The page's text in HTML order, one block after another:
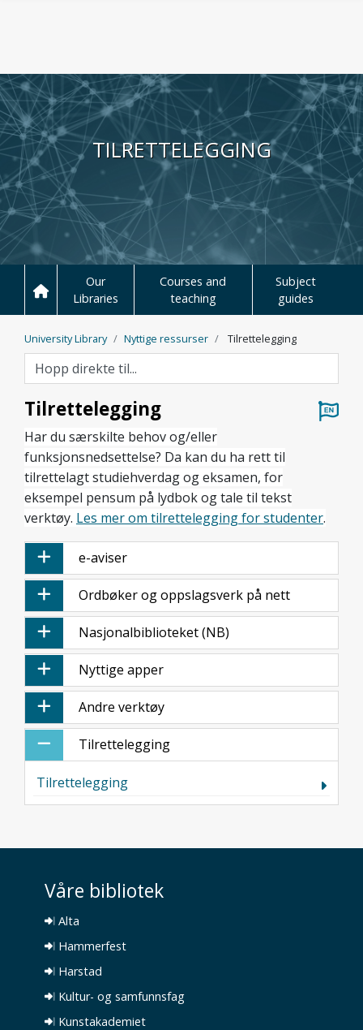
Hopp til hovedinnhold
TILRETTELEGGING
Our
Libraries
Courses and
teaching
Subject
guides
University Library Nyttige ressurser Tilrettelegging
Tilrettelegging
Har du særskilte behov og/eller
funksjonsnedsettelse? Da kan du ha rett til
tilrettelagt studiehverdag og eksamen, for
eksempel pensum på lydbok og tale til tekst
verktøy. Les mer om tilrettelegging for studenter.
e-aviser
Ordbøker og oppslagsverk på nett
Nasjonal­biblioteket (NB)
Nyttige apper
Andre verktøy
Tilrettelegging
Tilrettelegging
Våre bibliotek
Alta
Hammerfest
Harstad
Kultur- og samfunnsfag
Kunstakademiet